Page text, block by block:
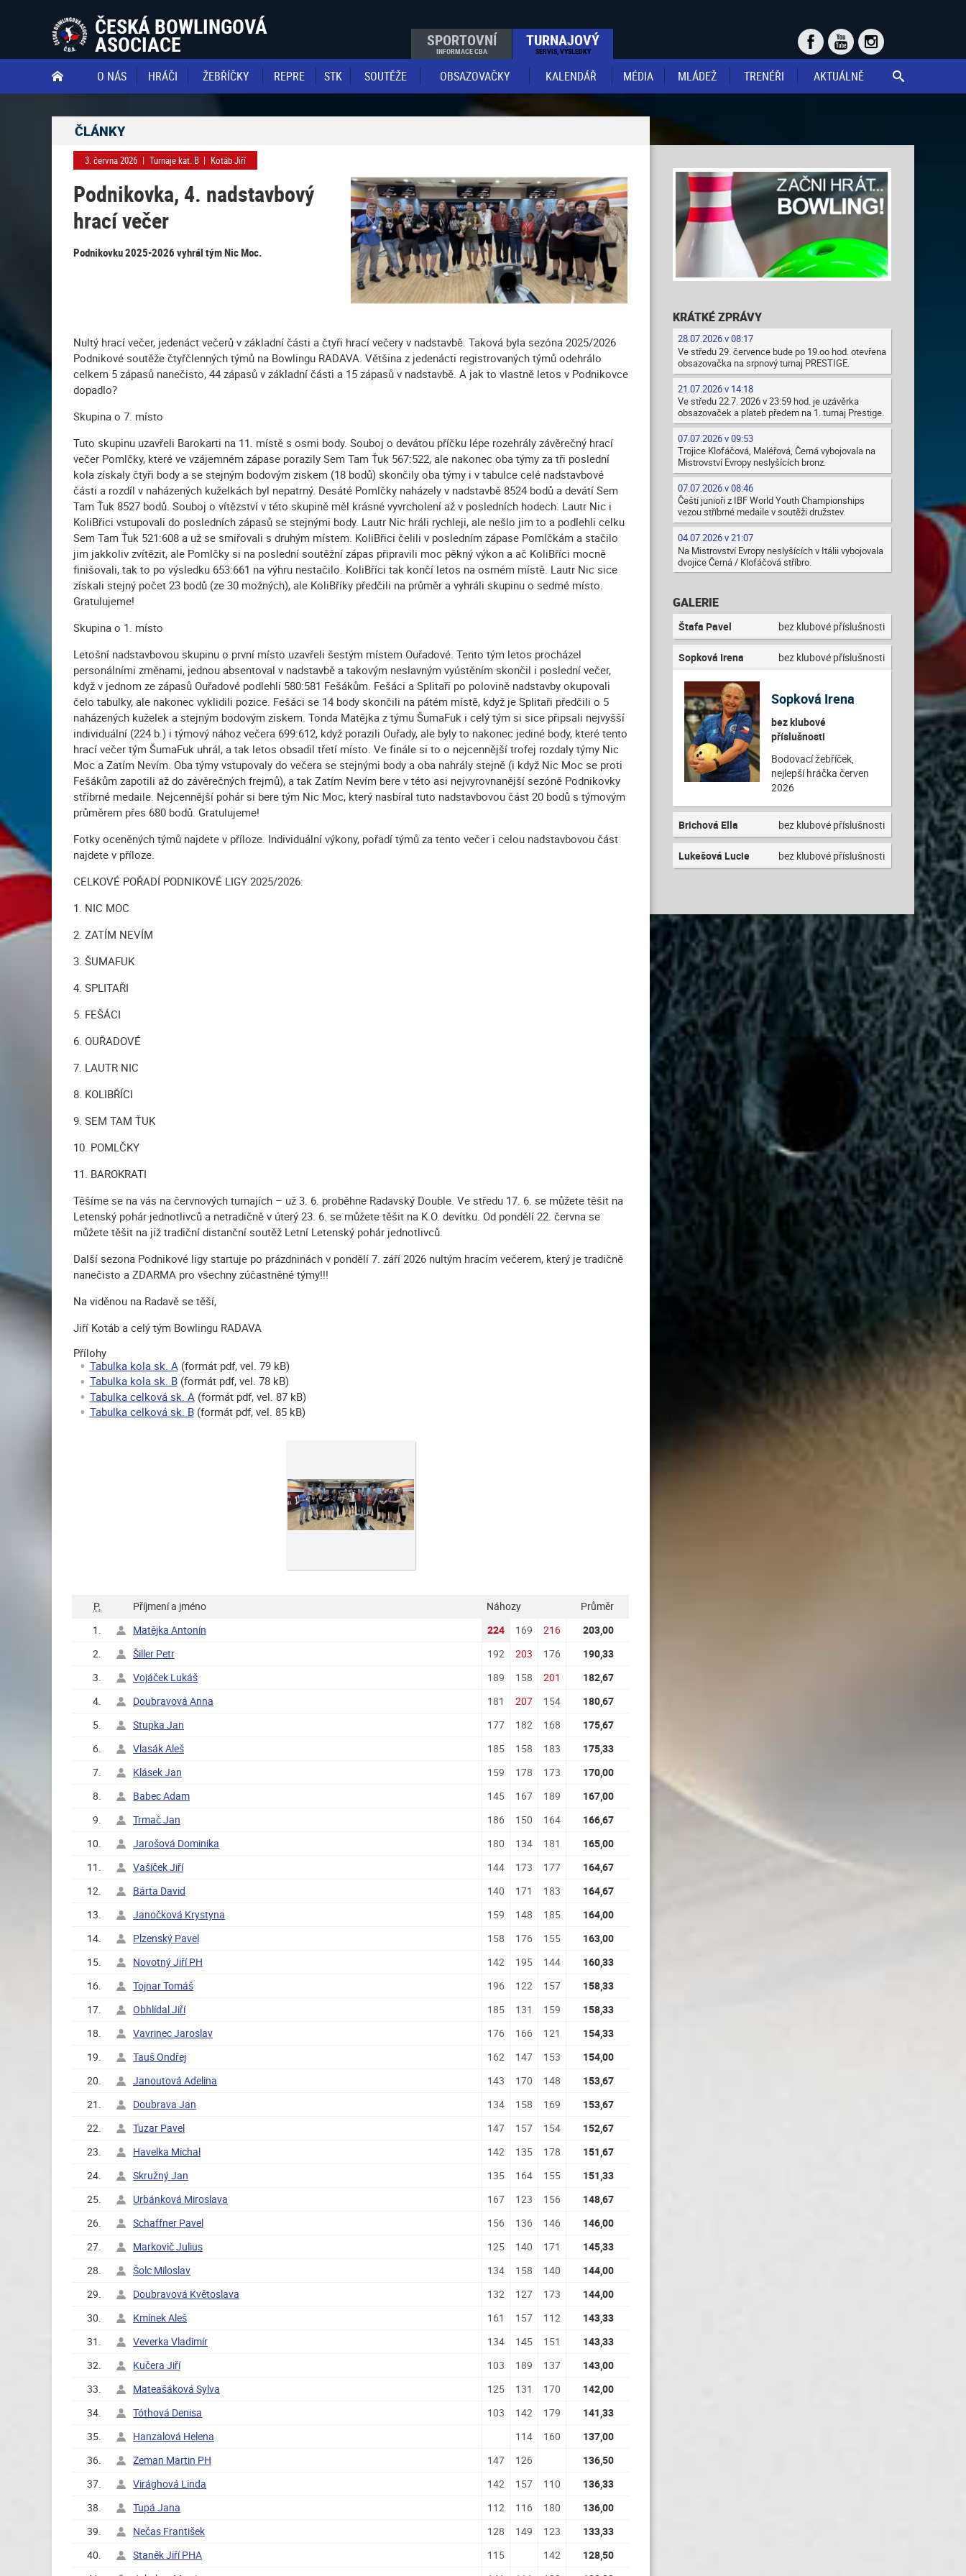
ČESKÁ BOWLINGOVÁ
ASOCIACE SPORTOVNÍ
INFORMACE CBA
TURNAJOVÝ
SERVIS, VÝSLEDKY

 O NÁS HRÁČI ŽEBŘÍČKY REPRE STK SOUTĚŽE OBSAZOVAČKY KALENDÁŘ MÉDIA MLÁDEŽ TRENÉŘI AKTUÁLNĚ
ČLÁNKY
3. června 2026 | Turnaje kat. B | Kotáb Jiří
Podnikovka, 4. nadstavbový
hrací večer
Podnikovku 2025-2026 vyhrál tým Nic Moc.
Nultý hrací večer, jedenáct večerů v základní části a čtyři hrací večery v nadstavbě. Taková byla sezóna 2025/2026
Podnikové soutěže čtyřčlenných týmů na Bowlingu RADAVA. Většina z jedenácti registrovaných týmů odehrálo
celkem 5 zápasů nanečisto, 44 zápasů v základní části a 15 zápasů v nadstavbě. A jak to vlastně letos v Podnikovce
dopadlo?
Skupina o 7. místo
Tuto skupinu uzavřeli Barokarti na 11. místě s osmi body. Souboj o devátou příčku lépe rozehrály závěrečný hrací
večer Pomlčky, které ve vzájemném zápase porazily Sem Tam Ťuk 567:522, ale nakonec oba týmy za tři poslední
kola získaly čtyři body a se stejným bodovým ziskem (18 bodů) skončily oba týmy i v tabulce celé nadstavbové
části a rozdíl v naházených kuželkách byl nepatrný. Desáté Pomlčky naházely v nadstavbě 8524 bodů a devátí Sem
Tam Ťuk 8527 bodů. Souboj o vítězství v této skupině měl krásné vyvrcholení až v posledních hodech. Lautr Nic i
KoliBřici vstupovali do posledních zápasů se stejnými body. Lautr Nic hráli rychleji, ale nešlo jim to a podlehli celku
Sem Tam Ťuk 521:608 a už se smiřovali s druhým místem. KoliBřici čelili v posledním zápase Pomlčkám a stačilo
jim jakkoliv zvítězit, ale Pomlčky si na poslední soutěžní zápas připravili moc pěkný výkon a ač KoliBříci mocně
finišovali, tak to po výsledku 653:661 na výhru nestačilo. KoliBříci tak končí letos na osmém místě. Lautr Nic sice
získali stejný počet 23 bodů (ze 30 možných), ale KoliBříky předčili na průměr a vyhráli skupinu o sedmé místo.
Gratulujeme!
Skupina o 1. místo
Letošní nadstavbovou skupinu o první místo uzavřeli šestým místem Ouřadové. Tento tým letos procházel
personálními změnami, jednou absentoval v nadstavbě a takovým neslavným vyústěním skončil i poslední večer,
když v jednom ze zápasů Ouřadové podlehli 580:581 Fešákům. Fešáci a Splitaři po polovině nadstavby okupovali
čelo tabulky, ale nakonec vyklidili pozice. Fešáci se 14 body skončili na pátém místě, když je Splitaři předčili o 5
naházených kuželek a stejným bodovým ziskem. Tonda Matějka z týmu ŠumaFuk i celý tým si sice připsali nejvyšší
individuální (224 b.) i týmový nához večera 699:612, když porazili Ouřady, ale byly to nakonec jediné body, které tento
hrací večer tým ŠumaFuk uhrál, a tak letos obsadil třetí místo. Ve finále si to o nejcennější trofej rozdaly týmy Nic
Moc a Zatím Nevím. Oba týmy vstupovaly do večera se stejnými body a oba nahrály stejně (i když Nic Moc se proti
Fešákům zapotili až do závěrečných frejmů), a tak Zatím Nevím bere v této asi nejvyrovnanější sezóně Podnikovky
stříbrné medaile. Nejcennější pohár si bere tým Nic Moc, který nasbíral tuto nadstavbovou část 20 bodů s týmovým
průměrem přes 680 bodů. Gratulujeme!
Fotky oceněných týmů najdete v příloze. Individuální výkony, pořadí týmů za tento večer i celou nadstavbovou část
najdete v příloze.
CELKOVÉ POŘADÍ PODNIKOVÉ LIGY 2025/2026:
1. NIC MOC
2. ZATÍM NEVÍM
3. ŠUMAFUK
4. SPLITAŘI
5. FEŠÁCI
6. OUŘADOVÉ
7. LAUTR NIC
8. KOLIBŘÍCI
9. SEM TAM ŤUK
10. POMLČKY
11. BAROKRATI
Těšíme se na vás na červnových turnajích – už 3. 6. proběhne Radavský Double. Ve středu 17. 6. se můžete těšit na
Letenský pohár jednotlivců a netradičně v úterý 23. 6. se můžete těšit na K.O. devítku. Od pondělí 22. června se
můžete těšit na již tradiční distanční soutěž Letní Letenský pohár jednotlivců.
Další sezona Podnikové ligy startuje po prázdninách v pondělí 7. září 2026 nultým hracím večerem, který je tradičně
nanečisto a ZDARMA pro všechny zúčastněné týmy!!!
Na viděnou na Radavě se těší,
Jiří Kotáb a celý tým Bowlingu RADAVA
Přílohy
Tabulka kola sk. A(formát pdf, vel. 79 kB)
Tabulka kola sk. B(formát pdf, vel. 78 kB)
Tabulka celková sk. A (formát pdf, vel. 87 kB)
Tabulka celková sk. B(formát pdf, vel. 85 kB)
P. Příjmení a jméno Náhozy
Průměr
1.
Matějka Antonín 224 169 216
203,00
2.
Šiller Petr 192 203 176
190,33
3.
Vojáček Lukáš 189 158 201
182,67
4.
Doubravová Anna 181 207 154
180,67
5.
Stupka Jan 177 182 168
175,67
6.
Vlasák Aleš 185 158 183
175,33
7.
Klásek Jan 159 178 173
170,00
8.
Babec Adam 145 167 189
167,00
9.
Trmač Jan 186 150 164
166,67
10.
Jarošová Dominika 180 134 181
165,00
11.
Vašíček Jiří 144 173 177
164,67
12.
Bárta David 140 171 183
164,67
13.
Janočková Krystyna 159 148 185
164,00
14.
Plzenský Pavel 158 176 155
163,00
15.
Novotný Jiří PH 142 195 144
160,33
16.
Tojnar Tomáš 196 122 157
158,33
17.
Obhlídal Jiří 185 131 159
158,33
18.
Vavrinec Jaroslav 176 166 121
154,33
19.
Tauš Ondřej 162 147 153
154,00
20.
Janoutová Adelina 143 170 148
153,67
21.
Doubrava Jan 134 158 169
153,67
22.
Tuzar Pavel 147 157 154
152,67
23.
Havelka Michal 142 135 178
151,67
24.
Skružný Jan 135 164 155
151,33
25.
Urbánková Miroslava 167 123 156
148,67
26.
Schaffner Pavel 156 136 146
146,00
27.
Markovič Julius 125 140 171
145,33
28.
Šolc Miloslav 134 158 140
144,00
29.
Doubravová Květoslava 132 127 173
144,00
30.
Kmínek Aleš 161 157 112
143,33
31.
Veverka Vladimír 134 145 151
143,33
32.
Kučera Jiří 103 189 137
143,00
33.
Mateašáková Sylva 125 131 170
142,00
34.
Tóthová Denisa 103 142 179
141,33
35.
Hanzalová Helena 114 160
137,00
36.
Zeman Martin PH 147 126
136,50
37.
Virághová Linda 142 157 110
136,33
38.
Tupá Jana 112 116 180
136,00
39.
Nečas František 128 149 123
133,33
40.
Staněk Jiří PHA 115 142
128,50
KRÁTKÉ ZPRÁVY
28.07.2026 v 08:17
Ve středu 29. července bude po 19.oo hod. otevřena
obsazovačka na srpnový turnaj PRESTIGE.
21.07.2026 v 14:18
Ve středu 22.7. 2026 v 23:59 hod. je uzávěrka
obsazovaček a plateb předem na 1. turnaj Prestige.
07.07.2026 v 09:53
Trojice Klofáčová, Maléřová, Černá vybojovala na
Mistrovství Evropy neslyšících bronz.
07.07.2026 v 08:46
Čeští junioři z IBF World Youth Championships
vezou stříbrné medaile v soutěži družstev.
04.07.2026 v 21:07
Na Mistrovství Evropy neslyšících v Itálii vybojovala
dvojice Černá / Klofáčová stříbro.
GALERIE
Štafa Pavel bez klubové příslušnosti
Sopková Irena bez klubové příslušnosti
Sopková Irena
bez klubové
příslušnosti
Bodovací žebříček,
nejlepší hráčka červen
2026
Brichová Ella bez klubové příslušnosti
Lukešová Lucie bez klubové příslušnosti